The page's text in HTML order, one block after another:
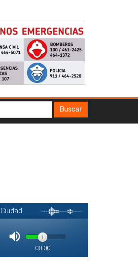
Buscar